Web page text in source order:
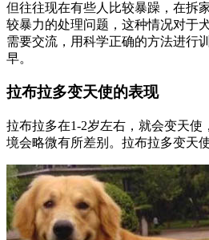
但往往现在有些人比较暴躁，在拆
较暴力的处理问题，这种情况对于
需要交流，用科学正确的方法进行
早。
拉布拉多变天使的表现
拉布拉多在1-2岁左右，就会变天使
境会略微有所差别。拉布拉多变天